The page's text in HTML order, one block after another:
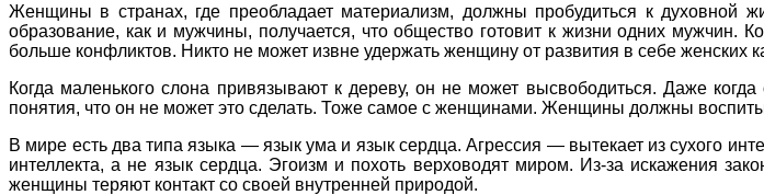
Женщины в странах, где преобладает материализм, должны пробудиться к
образование, как и мужчины, получается, что общество готовит к жизни одних
больше конфликтов. Никто не может извне удержать женщину от развития в себе женских
Когда маленького слона привязывают к дереву, он не может высвободиться. Даже
понятия, что он не может это сделать. Тоже самое с женщинами. Женщины должны
В мире есть два типа языка — язык ума и язык сердца. Агрессия — вытекает из сухого
интеллекта, а не язык сердца. Эгоизм и похоть верховодят миром. Из-за искажения
женщины теряют контакт со своей внутренней природой.